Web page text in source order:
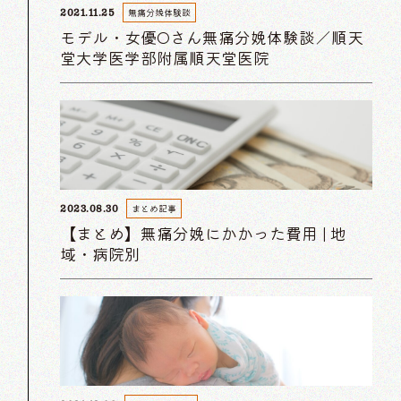
2021.11.25 無痛分娩体験談
モデル・女優Oさん無痛分娩体験談／順天
堂大学医学部附属順天堂医院
2023.08.30 まとめ記事
【まとめ】無痛分娩にかかった費用 | 地
域・病院別